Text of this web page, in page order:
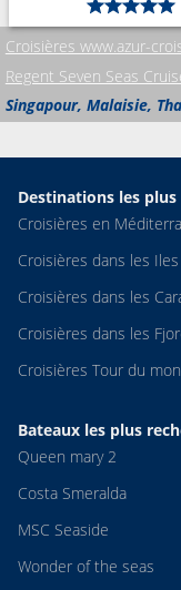
Croisières www.azur-
Regent Seven Seas
Singapour, Malaisie,
Destinations les
Croisières en
Croisières dans les
Croisières dans les
Croisières dans les
Croisières Tour du
Bateaux les plus
Queen mary 2
Costa Smeralda
MSC Seaside
Wonder of the seas